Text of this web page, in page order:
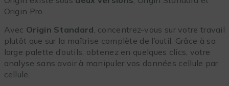
Origin Pro.
Avec Origin Standard, concentrez-vous sur votre travail
plutôt que sur la maîtrise complète de l’outil. Grâce à sa
large palette d’outils, obtenez en quelques clics, votre
analyse sans avoir à manipuler vos données cellule par
cellule.